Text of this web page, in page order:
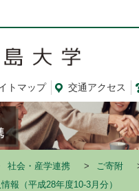
トマップ 交通アクセス
社会・産学連携 ご寄附
報（平成28年度10-3月分）